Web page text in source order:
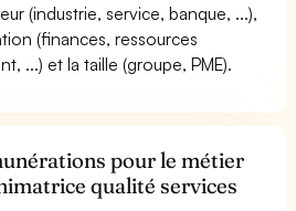
(industrie, service, banque, ...),
(finances, ressources
...) et la taille (groupe, PME).
pour le métier
qualité services